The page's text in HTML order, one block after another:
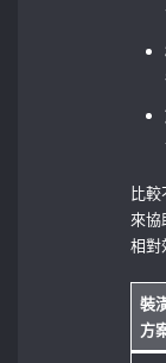
比
來
相對
裝
方